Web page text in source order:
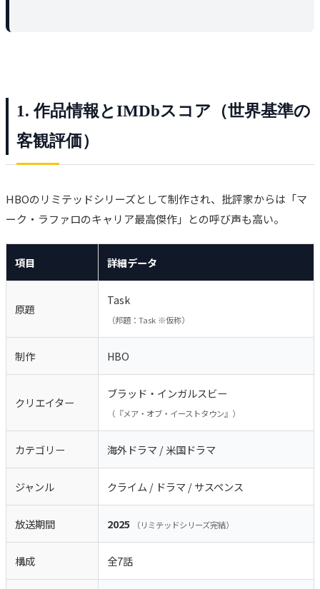
1. 作品情報とIMDbスコア（世界基準の
客観評価）
HBOのリミテッドシリーズとして制作され、批評家からは「マ
ーク・ラファロのキャリア最高傑作」との呼び声も高い。
項目 詳細データ
原題
Task
（邦題：Task ※仮称）
制作 HBO
クリエイター
ブラッド・インガルスビー
（『メア・オブ・イーストタウン』）
カテゴリー 海外ドラマ / 米国ドラマ
ジャンル クライム / ドラマ / サスペンス
放送期間 2025 （リミテッドシリーズ完結）
構成 全7話